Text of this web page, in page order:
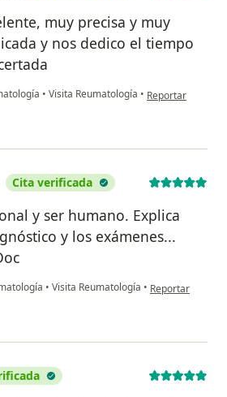
muy precisa y muy
y nos dedico el tiempo
• Visita Reumatología • en opinión del
Reportar
Cita verificada
y ser humano. Explica
y los exámenes...
• Visita Reumatología • en opinión del
Reportar